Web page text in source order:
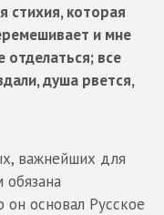
стихия, которая
и мне
все
душа рвется,
важнейших для
обязана
основал Русское